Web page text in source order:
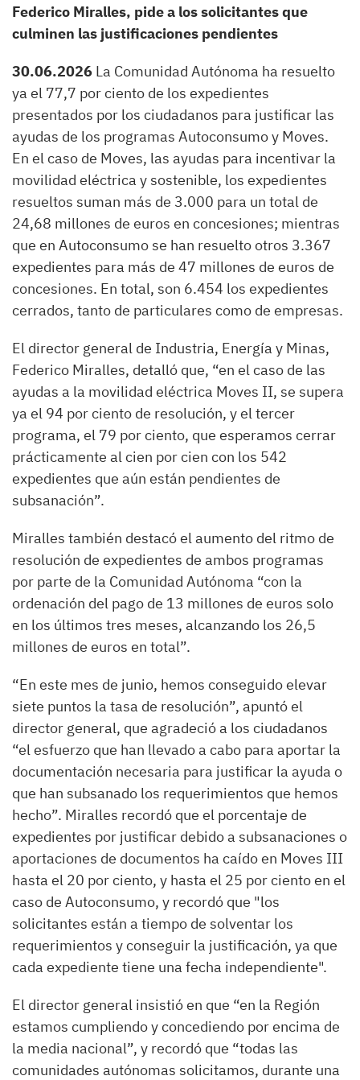
Federico Miralles, pide a los solicitantes que
culminen las justificaciones pendientes
30.06.2026 La Comunidad Autónoma ha resuelto
ya el 77,7 por ciento de los expedientes
presentados por los ciudadanos para justificar las
ayudas de los programas Autoconsumo y Moves.
En el caso de Moves, las ayudas para incentivar la
movilidad eléctrica y sostenible, los expedientes
resueltos suman más de 3.000 para un total de
24,68 millones de euros en concesiones; mientras
que en Autoconsumo se han resuelto otros 3.367
expedientes para más de 47 millones de euros de
concesiones. En total, son 6.454 los expedientes
cerrados, tanto de particulares como de empresas.
El director general de Industria, Energía y Minas,
Federico Miralles, detalló que, “en el caso de las
ayudas a la movilidad eléctrica Moves II, se supera
ya el 94 por ciento de resolución, y el tercer
programa, el 79 por ciento, que esperamos cerrar
prácticamente al cien por cien con los 542
expedientes que aún están pendientes de
subsanación”.
Miralles también destacó el aumento del ritmo de
resolución de expedientes de ambos programas
por parte de la Comunidad Autónoma “con la
ordenación del pago de 13 millones de euros solo
en los últimos tres meses, alcanzando los 26,5
millones de euros en total”.
“En este mes de junio, hemos conseguido elevar
siete puntos la tasa de resolución”, apuntó el
director general, que agradeció a los ciudadanos
“el esfuerzo que han llevado a cabo para aportar la
documentación necesaria para justificar la ayuda o
que han subsanado los requerimientos que hemos
hecho”. Miralles recordó que el porcentaje de
expedientes por justificar debido a subsanaciones o
aportaciones de documentos ha caído en Moves III
hasta el 20 por ciento, y hasta el 25 por ciento en el
caso de Autoconsumo, y recordó que "los
solicitantes están a tiempo de solventar los
requerimientos y conseguir la justificación, ya que
cada expediente tiene una fecha independiente".
El director general insistió en que “en la Región
estamos cumpliendo y concediendo por encima de
la media nacional”, y recordó que “todas las
comunidades autónomas solicitamos, durante una